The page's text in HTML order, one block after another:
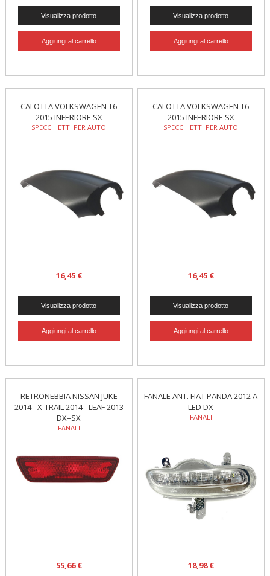
CALOTTA VOLKSWAGEN T6
2015 INFERIORE SX
SPECCHIETTI PER AUTO
16,45 €
CALOTTA VOLKSWAGEN T6
2015 INFERIORE SX
SPECCHIETTI PER AUTO
16,45 €
RETRONEBBIA NISSAN JUKE
2014 - X-TRAIL 2014 - LEAF 2013
DX=SX
FANALI
55,66 €
FANALE ANT. FIAT PANDA 2012 A
LED DX
FANALI
18,98 €